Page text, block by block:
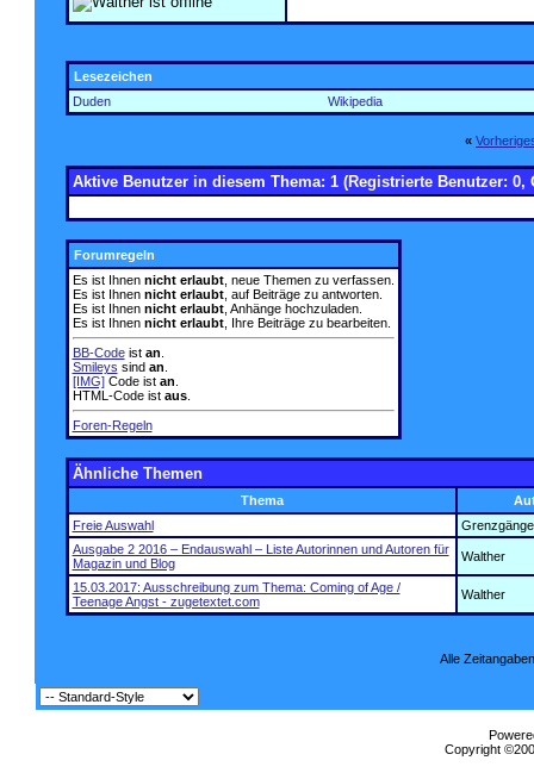
Lesezeichen
Duden
Wikipedia
«
Aktive Benutzer in diesem Thema: 1 (Registrierte Benutzer: 0,
Forumregeln
Es ist Ihnen nicht erlaubt, neue Themen zu verfassen.
Es ist Ihnen nicht erlaubt, auf Beiträge zu antworten.
Es ist Ihnen nicht erlaubt, Anhänge hochzuladen.
Es ist Ihnen nicht erlaubt, Ihre Beiträge zu bearbeiten.
BB-Codeist an
Smileys sind an
[IMG]Code ist an
HTML-Code ist aus.
Foren-Regeln
Ähnliche Themen
Thema
Freie Auswahl
Ausgabe 2 2016 – Endauswahl – Liste Autorinnen und Autoren für
Magazin und Blog
Walther
15.03.2017: Ausschreibung zum Thema: Coming of Age /
Teenage Angst - zugetextet.com
Walther
Alle
Copyright